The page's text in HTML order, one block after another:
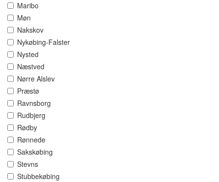
Maribo
Møn
Nakskov
Nykøbing-Falster
Nysted
Næstved
Nørre Alslev
Præstø
Ravnsborg
Rudbjerg
Rødby
Rønnede
Sakskøbing
Stevns
Stubbekøbing